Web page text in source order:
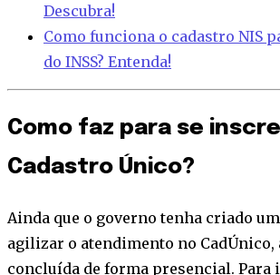
Descubra!
Como funciona o cadastro NIS
do INSS? Entenda!
Como faz para se
Cadastro Único?
Ainda que o governo tenha criado
agilizar o atendimento no CadÚnico,
concluída de forma presencial. Para